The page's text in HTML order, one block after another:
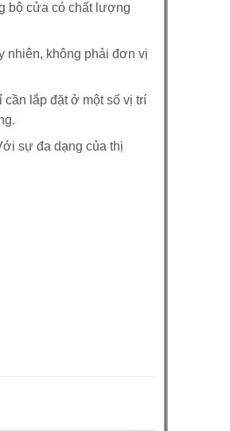
bộ cửa có chất lượng
nhiên, không phải đơn vị
lắp đặt ở một số vị trí
sự đa dạng của thị